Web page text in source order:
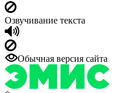
Озвучивание текста
Обычная версия сайта